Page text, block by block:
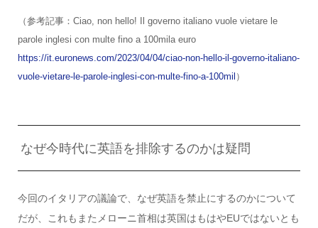
（参考記事：Ciao, non hello! Il governo italiano vuole vietare le
parole inglesi con multe fino a 100mila euro
https://it.euronews.com/2023/04/04/ciao-non-hello-il-governo-italiano-
vuole-vietare-le-parole-inglesi-con-multe-fino-a-100mil ）
なぜ今時代に英語を排除するのかは疑問
今回のイタリアの議論で、なぜ英語を禁止にするのかについて
だが、これもまたメローニ首相は英国はもはやEUではないとも